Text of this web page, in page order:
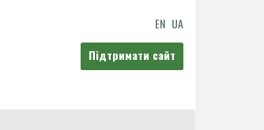
EN UA
Підтримати сайт